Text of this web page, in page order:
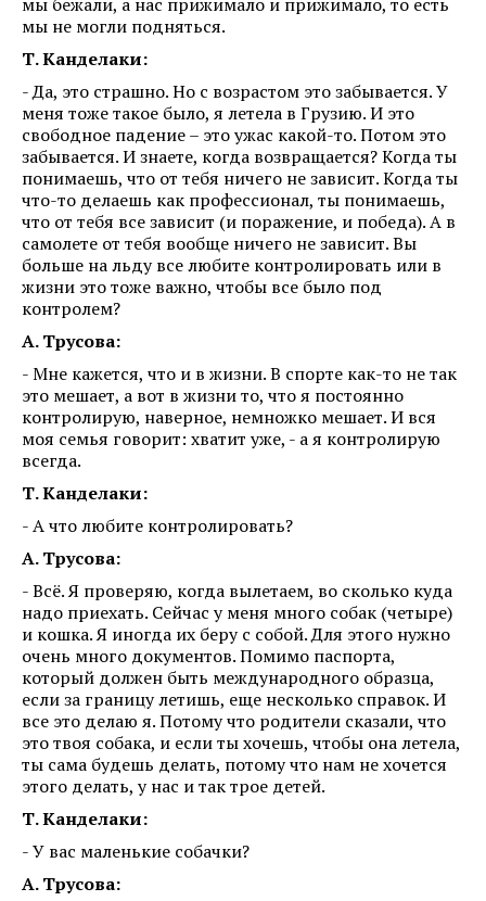
мы не могли подняться.
Т. Канделаки:
- Да, это страшно. Но с возрастом это забывается. У
меня тоже такое было, я летела в Грузию. И это
свободное падение – это ужас какой-то. Потом это
забывается. И знаете, когда возвращается? Когда ты
понимаешь, что от тебя ничего не зависит. Когда ты
что-то делаешь как профессионал, ты понимаешь,
что от тебя все зависит (и поражение, и победа). А в
самолете от тебя вообще ничего не зависит. Вы
больше на льду все любите контролировать или в
жизни это тоже важно, чтобы все было под
контролем?
А. Трусова:
- Мне кажется, что и в жизни. В спорте как-то не так
это мешает, а вот в жизни то, что я постоянно
контролирую, наверное, немножко мешает. И вся
моя семья говорит: хватит уже, - а я контролирую
всегда.
Т. Канделаки:
- А что любите контролировать?
А. Трусова:
- Всё. Я проверяю, когда вылетаем, во сколько куда
надо приехать. Сейчас у меня много собак (четыре)
и кошка. Я иногда их беру с собой. Для этого нужно
очень много документов. Помимо паспорта,
который должен быть международного образца,
если за границу летишь, еще несколько справок. И
все это делаю я. Потому что родители сказали, что
это твоя собака, и если ты хочешь, чтобы она летела,
ты сама будешь делать, потому что нам не хочется
этого делать, у нас и так трое детей.
Т. Канделаки:
- У вас маленькие собачки?
А. Трусова: